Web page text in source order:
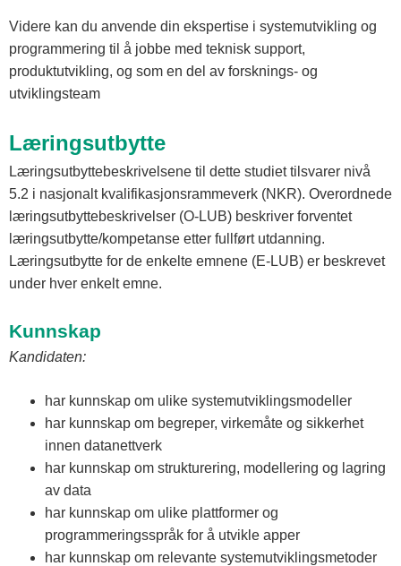
Videre kan du anvende din ekspertise i systemutvikling og
programmering til å jobbe med teknisk support,
produktutvikling, og som en del av forsknings- og
utviklingsteam
Læringsutbytte
Læringsutbyttebeskrivelsene til dette studiet tilsvarer nivå
5.2 i nasjonalt kvalifikasjonsrammeverk (NKR). Overordnede
læringsutbyttebeskrivelser (O-LUB) beskriver forventet
læringsutbytte/kompetanse etter fullført utdanning.
Læringsutbytte for de enkelte emnene (E-LUB) er beskrevet
under hver enkelt emne.
Kunnskap
Kandidaten:
har kunnskap om ulike systemutviklingsmodeller
har kunnskap om begreper, virkemåte og sikkerhet
innen datanettverk
har kunnskap om strukturering, modellering og lagring
av data
har kunnskap om ulike plattformer og
programmeringsspråk for å utvikle apper
har kunnskap om relevante systemutviklingsmetoder